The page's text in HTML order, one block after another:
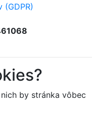
by stránka vôbec